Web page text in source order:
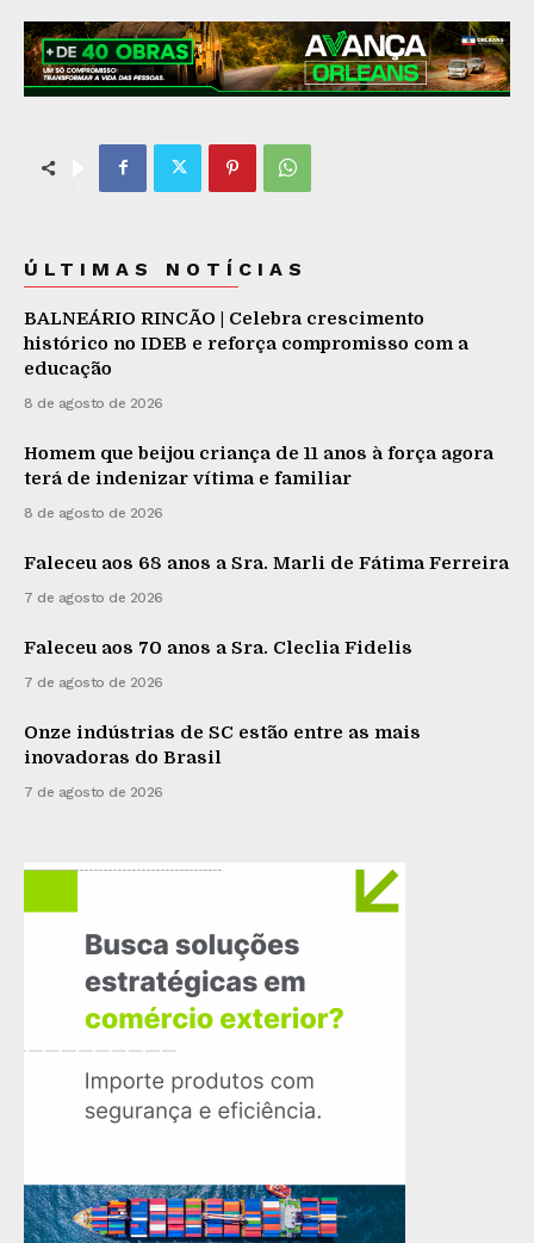
ÚLTIMAS NOTÍCIAS
BALNEÁRIO RINCÃO | Celebra crescimento
histórico no IDEB e reforça compromisso com a
educação
8 de agosto de 2026
Homem que beijou criança de 11 anos à força agora
terá de indenizar vítima e familiar
8 de agosto de 2026
Faleceu aos 68 anos a Sra. Marli de Fátima Ferreira
7 de agosto de 2026
Faleceu aos 70 anos a Sra. Cleclia Fidelis
7 de agosto de 2026
Onze indústrias de SC estão entre as mais
inovadoras do Brasil
7 de agosto de 2026